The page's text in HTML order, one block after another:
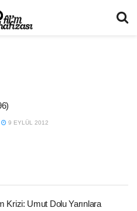
9 EYLÜL 2012
Krizi: Umut Dolu Yarınlara